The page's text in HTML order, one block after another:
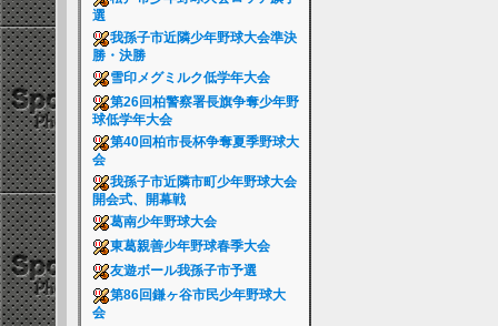
選
我孫子市近隣少年野球大会準決
勝・決勝
雪印メグミルク低学年大会
第26回柏警察署長旗争奪少年野
球低学年大会
第40回柏市長杯争奪夏季野球大
会
我孫子市近隣市町少年野球大会
開会式、開幕戦
葛南少年野球大会
東葛親善少年野球春季大会
友遊ボール我孫子市予選
第86回鎌ヶ谷市民少年野球大
会